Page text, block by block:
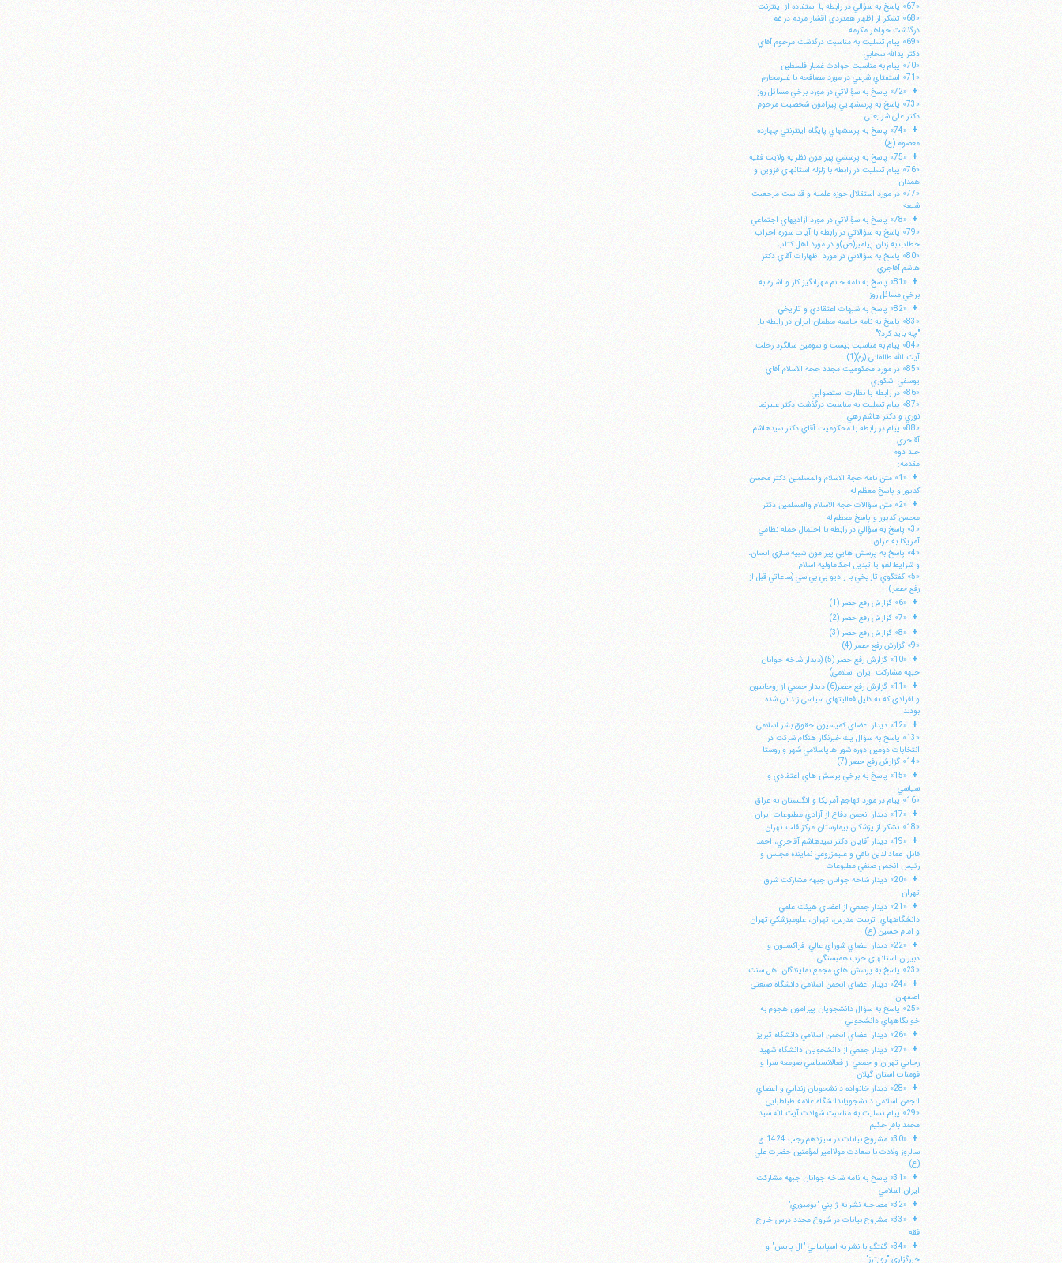
«67» پاسخ به سؤالي در رابطه با استفاده از اينترنت
«68» تشكر از اظهار همدردي اقشار مردم در غم
درگذشت خواهر مكرمه
«69» پيام تسليت به مناسبت درگذشت مرحوم آقاي
دكتر يدالله سحابي
«70» پيام به مناسبت حوادث غمبار فلسطين
«71» استفتاي شرعي در مورد مصافحه با غيرمحارم
+ «72» پاسخ به سؤالاتي در مورد برخي مسائل روز
«73» پاسخ به پرسشهايي پيرامون شخصيت مرحوم
دكتر علي شريعتي
+
«74» پاسخ به پرسشهاي پايگاه اينترنتي چهارده
معصوم (ع)
+ «75» پاسخ به پرسشي پيرامون نظريه ولايت فقيه
«76» پيام تسليت در رابطه با زلزله استانهاي قزوين و
همدان
«77» در مورد استقلال حوزه علميه و قداست مرجعيت
شيعه
+ «78» پاسخ به سؤالاتي در مورد آزاديهاي اجتماعي
«79» پاسخ به سؤالاتي در رابطه با آيات سوره احزاب
خطاب به زنان پيامبر(ص)و در مورد اهل كتاب
«80» پاسخ به سؤالاتي در مورد اظهارات آقاي دكتر
هاشم آقاجري
+
«81» پاسخ به نامه خانم مهرانگيز كار و اشاره به
برخي مسائل روز
+ «82» پاسخ به شبهات اعتقادي و تاريخي
«83» پاسخ به نامه جامعه معلمان ايران در رابطه با:
"چه بايد كرد؟"
«84» پيام به مناسبت بيست و سومين سالگرد رحلت
آيت الله طالقاني (ره)(1)
«85» در مورد محكوميت مجدد حجة الاسلام آقاي
يوسفي اشكوري
«86» در رابطه با نظارت استصوابي
«87» پيام تسليت به مناسبت درگذشت دكتر عليرضا
نوري و دكتر هاشم زهي
«88» پيام در رابطه با محكوميت آقاي دكتر سيدهاشم
آقاجري
جلد دوم
مقدمه:
+
«1» متن نامه حجة الاسلام والمسلمين دكتر محسن
كديور و پاسخ معظم له
+
«2» متن سؤالات حجة الاسلام والمسلمين دكتر
محسن كديور و پاسخ معظم له
«3» پاسخ به سؤالي در رابطه با احتمال حمله نظامي
آمريكا به عراق
«4» پاسخ به پرسش هايي پيرامون شبيه سازي انسان،
و شرايط لغو يا تبديل احكاماوليه اسلام
«5» گفتگوي تاريخي با راديو بي بي سي (ساعاتي قبل از
رفع حصر)
+ «6» گزارش رفع حصر (1)
+ «7» گزارش رفع حصر (2)
+ «8» گزارش رفع حصر (3)
«9» گزارش رفع حصر (4)
+
«10» گزارش رفع حصر (5) (ديدار شاخه جوانان
جبهه مشاركت ايران اسلامي)
+
«11» گزارش رفع حصر(6) ديدار جمعي از روحانيون
و افرادي كه به دليل فعاليتهاي سياسي زنداني شده
بودند.
+ «12» ديدار اعضاي كميسيون حقوق بشر اسلامي
«13» پاسخ به سؤال يك خبرنگار هنگام شركت در
انتخابات دومين دوره شوراهاياسلامي شهر و روستا
«14» گزارش رفع حصر (7)
+
«15» پاسخ به برخي پرسش هاي اعتقادي و
سياسي
«16» پيام در مورد تهاجم آمريكا و انگلستان به عراق
+ «17» ديدار انجمن دفاع از آزادي مطبوعات ايران
«18» تشكر از پزشكان بيمارستان مركز قلب تهران
+
«19» ديدار آقايان دكتر سيدهاشم آقاجري، احمد
قابل، عمادالدين باقي و عليمزروعي نماينده مجلس و
رئيس انجمن صنفي مطبوعات
+
«20» ديدار شاخه جوانان جبهه مشاركت شرق
تهران
+
«21» ديدار جمعي از اعضاي هيئت علمي
دانشگاههاي: تربيت مدرس، تهران، علومپزشكي تهران
و امام حسين (ع)
+
«22» ديدار اعضاي شوراي عالي، فراكسيون و
دبيران استانهاي حزب همبستگي
«23» پاسخ به پرسش هاي مجمع نمايندگان اهل سنت
+
«24» ديدار اعضاي انجمن اسلامي دانشگاه صنعتي
اصفهان
«25» پاسخ به سؤال دانشجويان پيرامون هجوم به
خوابگاههاي دانشجويي
+ «26» ديدار اعضاي انجمن اسلامي دانشگاه تبريز
+
«27» ديدار جمعي از دانشجويان دانشگاه شهيد
رجايي تهران و جمعي از فعالانسياسي صومعه سرا و
فومنات استان گيلان
+
«28» ديدار خانواده دانشجويان زنداني و اعضاي
انجمن اسلامي دانشجوياندانشگاه علامه طباطبايي
«29» پيام تسليت به مناسبت شهادت آيت الله سيد
محمد باقر حكيم
+
«30» مشروح بيانات در سيزدهم رجب 1424 ق
سالروز ولادت با سعادت مولااميرالمؤمنين حضرت علي
(ع)
+
«31» پاسخ به نامه شاخه جوانان جبهه مشاركت
ايران اسلامي
+ «32» مصاحبه نشريه ژاپني "يوميوري"
+
«33» مشروح بيانات در شروع مجدد درس خارج
فقه
+
«34» گفتگو با نشريه اسپانيايي "ال پايس" و
خبرگزاري "رويترز"